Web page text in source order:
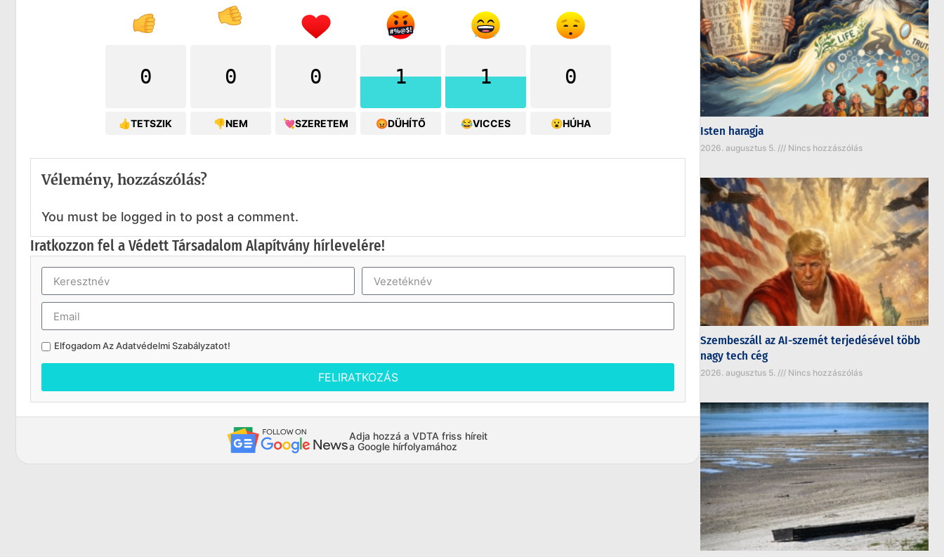
0
👍TETSZIK
0
👎NEM
0
💘SZERETEM
1
😡DÜHÍTŐ
1
😂VICCES
0
😮HÚHA
Vélemény, hozzászólás?
You must be logged in to post a comment.
Iratkozzon fel a Védett Társadalom Alapítvány hírlevelére!
Elfogadom AzAdatvédelmi Szabályzatot!
FELIRATKOZÁS
Adja hozzá a VDTA friss híreit
a Google hírfolyamához
Isten haragja
2026. augusztus 5. Nincs hozzászólás
Szembeszáll az AI-szemét terjedésével több
nagy tech cég
2026. augusztus 5. Nincs hozzászólás